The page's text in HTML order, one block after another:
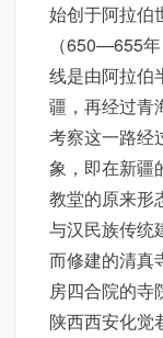
始创于阿拉伯
（650—655
线是由阿拉伯
疆，再经过青
考察这一路经
象，即在新疆
教堂的原来形
与汉民族传统
而修建的清真
房四合院的寺
陕西西安化觉